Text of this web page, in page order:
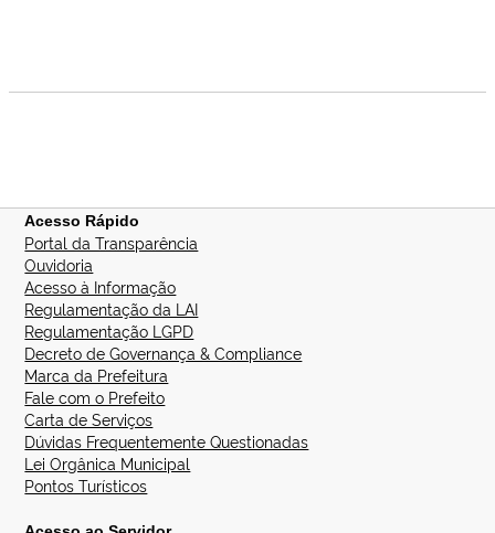
Acesso Rápido
Portal da Transparência
Ouvidoria
Acesso à Informação
Regulamentação da LAI
Regulamentação LGPD
Decreto de Governança & Compliance
Marca da Prefeitura
Fale com o Prefeito
Carta de Serviços
Dúvidas Frequentemente Questionadas
Lei Orgânica Municipal
Pontos Turísticos